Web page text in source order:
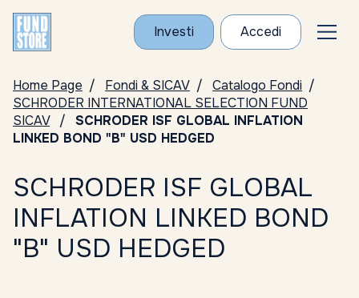
Investi Accedi
Home Page Fondi & SICAV
Catalogo Fondi
SCHRODER INTERNATIONAL SELECTION FUND
SICAV
SCHRODER ISF GLOBAL INFLATION
LINKED BOND "B" USD HEDGED
SCHRODER ISF GLOBAL
INFLATION LINKED BOND
"B" USD HEDGED